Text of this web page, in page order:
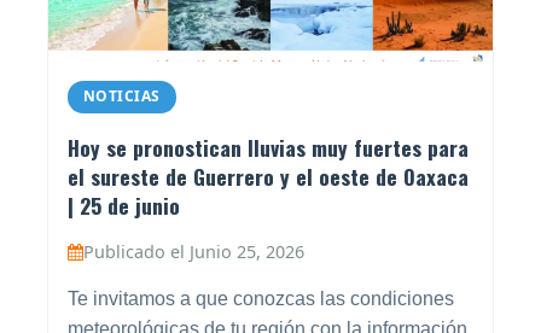
NOTICIAS
Hoy se pronostican lluvias muy fuertes para
el sureste de Guerrero y el oeste de Oaxaca
| 25 de junio
Publicado el Junio 25, 2026
Te invitamos a que conozcas las condiciones